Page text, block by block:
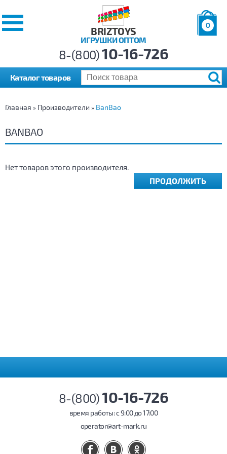
BRIZTOYS
ИГРУШКИ ОПТОМ
0
р.
8-(800)10-16-726
Каталог товаров
Главная » Производители » BanBao
BANBAO
Нет товаров этого производителя.
ПРОДОЛЖИТЬ
8-(800)10-16-726
время работы: c 9:00 до 17:00
operator@art-mark.ru